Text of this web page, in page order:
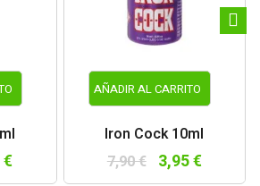
AÑADIR AL CARRITO
Iron Cock 10ml
7,90 € 3,95 €